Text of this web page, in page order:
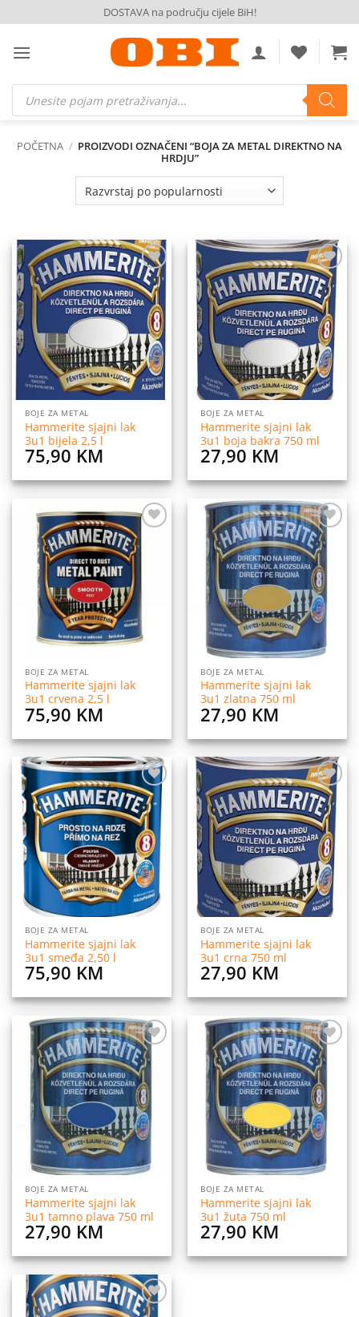
to
content
DOSTAVA na području cijele BiH!
Products
search
POČETNA / PROIZVODI OZNAČENI “BOJA ZA METAL DIREKTNO NA
HRDJU”
Dodaj
na
listu
želja
BOJE ZA METAL
Hammerite sjajni lak
3u1 bijela 2,5 l
75,90 KM
Dodaj
na
listu
želja
BOJE ZA METAL
Hammerite sjajni lak
3u1 boja bakra 750 ml
27,90 KM
Dodaj
BOJE ZA METAL
Hammerite sjajni lak
3u1 crvena 2,5 l
75,90 KM
Dodaj
na
listu
želja
BOJE ZA METAL
Hammerite sjajni lak
3u1 zlatna 750 ml
27,90 KM
Dodaj
na
listu
želja
BOJE ZA METAL
Hammerite sjajni lak
3u1 smeđa 2,50 l
75,90 KM
Dodaj
na
listu
želja
BOJE ZA METAL
Hammerite sjajni lak
3u1 crna 750 ml
27,90 KM
Dodaj
na
listu
želja
BOJE ZA METAL
Hammerite sjajni lak
3u1 tamno plava 750 ml
27,90 KM
Dodaj
na
listu
želja
BOJE ZA METAL
Hammerite sjajni lak
3u1 žuta 750 ml
27,90 KM
Dodaj